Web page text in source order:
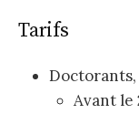
Tarifs
Avant le